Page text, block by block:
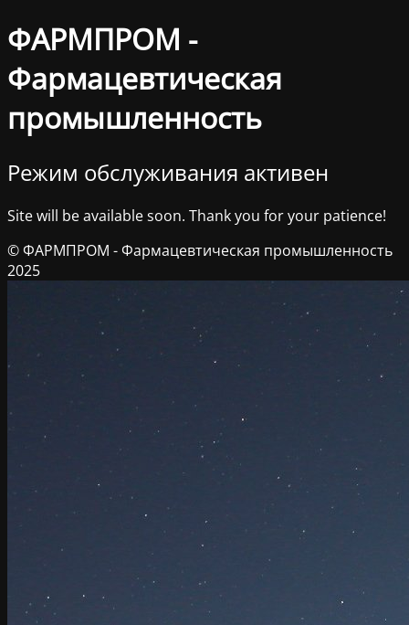
ФАРМПРОМ -
Фармацевтическая
промышленность
Режим обслуживания активен
Site will be available soon. Thank you for your patience!
© ФАРМПРОМ - Фармацевтическая промышленность
2025